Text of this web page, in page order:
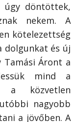
úgy döntöttek,
nekem. A
kötelezettség
dolgunkat és új
Tamási Áront a
mind a
a közvetlen
nagyobb
a jövőben. A